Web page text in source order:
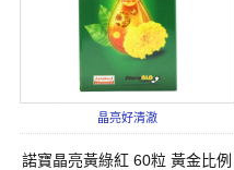
晶亮好清澈
諾寶晶亮黃綠紅 60粒 黃金比例